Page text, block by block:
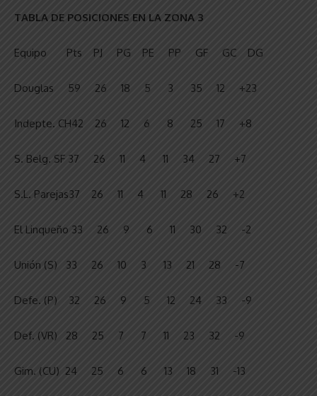
TABLA DE POSICIONES EN LA ZONA 3
Equipo Pts PJ PG PE PP GF GC DG
Douglas 59 26 18 5 3 35 12 +23
Indepte. CH42 26 12 6 8 25 17 +8
S. Belg. SF 37 26 11 4 11 34 27 +7
S.L. Parejas37 26 11 4 11 28 26 +2
El Linqueño 33 26 9 6 11 30 32 -2
Unión (S) 33 26 10 3 13 21 28 -7
Defe. (P) 32 26 9 5 12 24 33 -9
Def. (VR) 28 25 7 7 11 23 32 -9
Gim. (CU) 24 25 6 6 13 18 31 -13